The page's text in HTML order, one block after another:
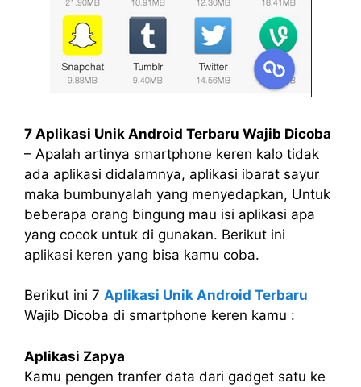
7 Aplikasi Unik Android Terbaru Wajib Dicoba
– Apalah artinya smartphone keren kalo tidak
ada aplikasi didalamnya, aplikasi ibarat sayur
maka bumbunyalah yang menyedapkan, Untuk
beberapa orang bingung mau isi aplikasi apa
yang cocok untuk di gunakan. Berikut ini
aplikasi keren yang bisa kamu coba.
Berikut ini 7 Aplikasi Unik Android Terbaru
Wajib Dicoba di smartphone keren kamu :
Aplikasi Zapya
Kamu pengen tranfer data dari gadget satu ke